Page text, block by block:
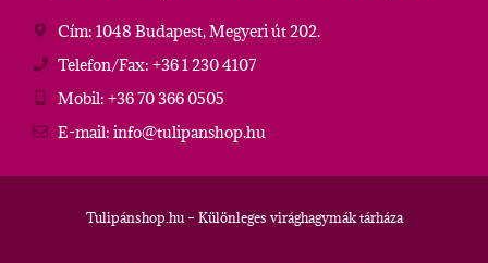
Cím: 1048 Budapest, Megyeri út 202.
Telefon/Fax: +36 1 230 4107
Mobil: +36 70 366 0505
E-mail: info@tulipanshop.hu
Tulipánshop.hu – Különleges virághagymák tárháza